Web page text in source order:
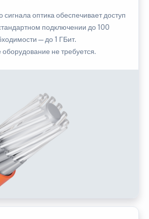
сигнала оптика обеспечивает доступ
подключении до 100
— до 1 ГБит.
не требуется.